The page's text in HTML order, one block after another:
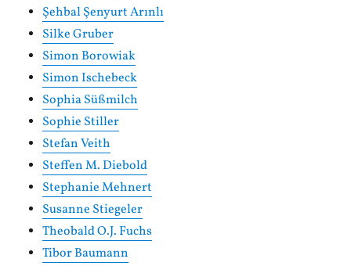
Şehbal Şenyurt Arınlı
Silke Gruber
Simon Borowiak
Simon Ischebeck
Sophia Süßmilch
Sophie Stiller
Stefan Veith
Steffen M. Diebold
Stephanie Mehnert
Susanne Stiegeler
Theobald O.J. Fuchs
Tibor Baumann